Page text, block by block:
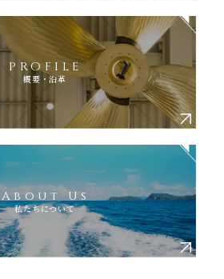
PROFILE
概要・沿革
About Us
私たちについて